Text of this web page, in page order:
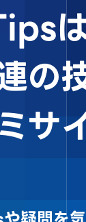
の
サ